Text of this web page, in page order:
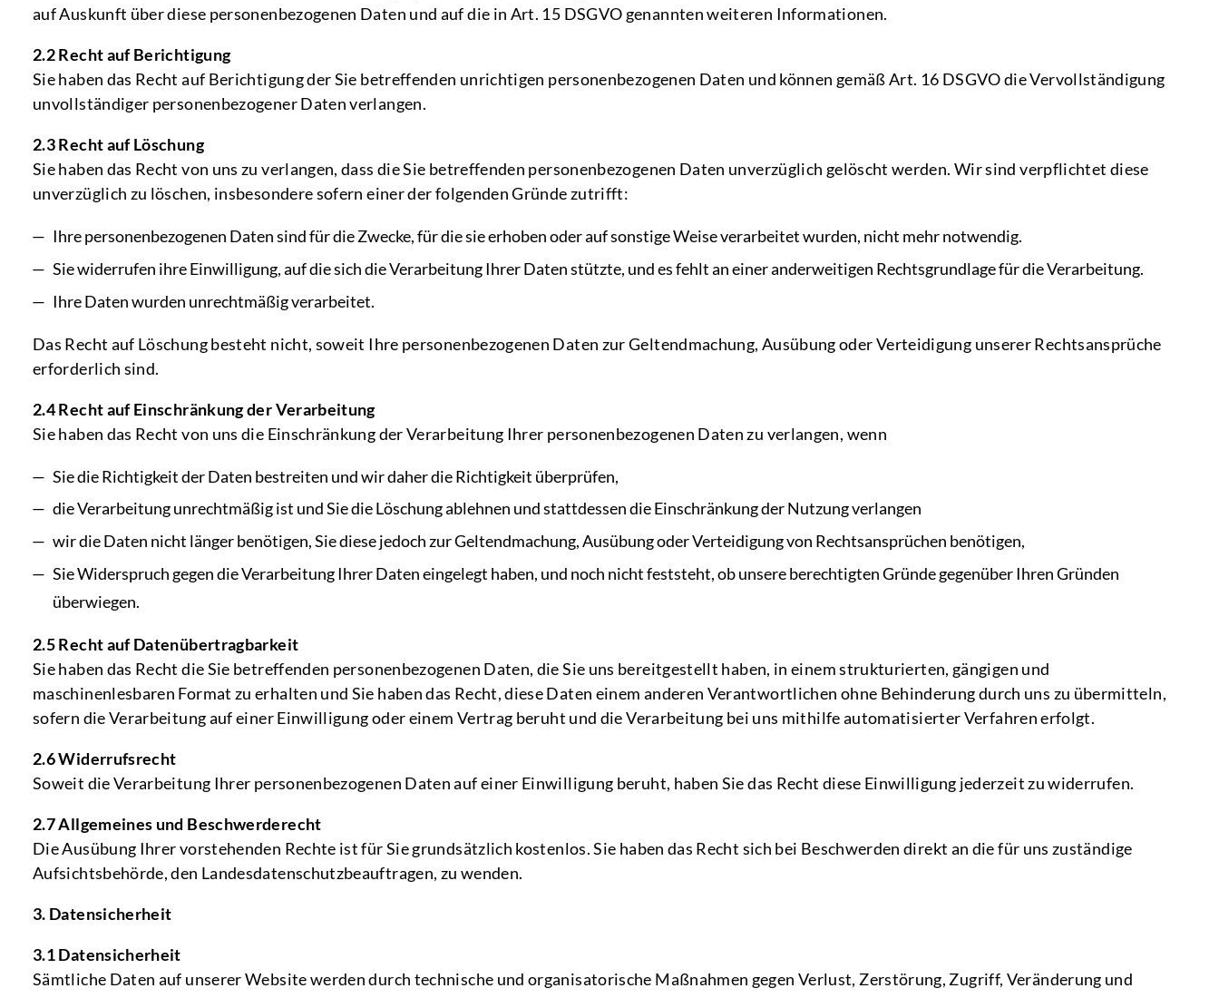
auf Auskunft über diese personenbezogenen Daten und auf die in Art. 15 DSGVO genannten weiteren Informationen.
2.2 Recht auf Berichtigung
Sie haben das Recht auf Berichtigung der Sie betreffenden unrichtigen personenbezogenen Daten und können gemäß Art. 16 DSGVO die Vervollständigung
unvollständiger personenbezogener Daten verlangen.
2.3 Recht auf Löschung
Sie haben das Recht von uns zu verlangen, dass die Sie betreffenden personenbezogenen Daten unverzüglich gelöscht werden. Wir sind verpflichtet diese
unverzüglich zu löschen, insbesondere sofern einer der folgenden Gründe zutrifft:
Ihre personenbezogenen Daten sind für die Zwecke, für die sie erhoben oder auf sonstige Weise verarbeitet wurden, nicht mehr notwendig.
Sie widerrufen ihre Einwilligung, auf die sich die Verarbeitung Ihrer Daten stützte, und es fehlt an einer anderweitigen Rechtsgrundlage für die Verarbeitung.
Ihre Daten wurden unrechtmäßig verarbeitet.
Das Recht auf Löschung besteht nicht, soweit Ihre personenbezogenen Daten zur Geltendmachung, Ausübung oder Verteidigung unserer Rechtsansprüche
erforderlich sind.
2.4 Recht auf Einschränkung der Verarbeitung
Sie haben das Recht von uns die Einschränkung der Verarbeitung Ihrer personenbezogenen Daten zu verlangen, wenn
Sie die Richtigkeit der Daten bestreiten und wir daher die Richtigkeit überprüfen,
die Verarbeitung unrechtmäßig ist und Sie die Löschung ablehnen und stattdessen die Einschränkung der Nutzung verlangen
wir die Daten nicht länger benötigen, Sie diese jedoch zur Geltendmachung, Ausübung oder Verteidigung von Rechtsansprüchen benötigen,
Sie Widerspruch gegen die Verarbeitung Ihrer Daten eingelegt haben, und noch nicht feststeht, ob unsere berechtigten Gründe gegenüber Ihren Gründen
überwiegen.
2.5 Recht auf Datenübertragbarkeit
Sie haben das Recht die Sie betreffenden personenbezogenen Daten, die Sie uns bereitgestellt haben, in einem strukturierten, gängigen und
maschinenlesbaren Format zu erhalten und Sie haben das Recht, diese Daten einem anderen Verantwortlichen ohne Behinderung durch uns zu übermitteln,
sofern die Verarbeitung auf einer Einwilligung oder einem Vertrag beruht und die Verarbeitung bei uns mithilfe automatisierter Verfahren erfolgt.
2.6 Widerrufsrecht
Soweit die Verarbeitung Ihrer personenbezogenen Daten auf einer Einwilligung beruht, haben Sie das Recht diese Einwilligung jederzeit zu widerrufen.
2.7 Allgemeines und Beschwerderecht
Die Ausübung Ihrer vorstehenden Rechte ist für Sie grundsätzlich kostenlos. Sie haben das Recht sich bei Beschwerden direkt an die für uns zuständige
Aufsichtsbehörde, den Landesdatenschutzbeauftragen, zu wenden.
3. Datensicherheit
3.1 Datensicherheit
Sämtliche Daten auf unserer Website werden durch technische und organisatorische Maßnahmen gegen Verlust, Zerstörung, Zugriff, Veränderung und